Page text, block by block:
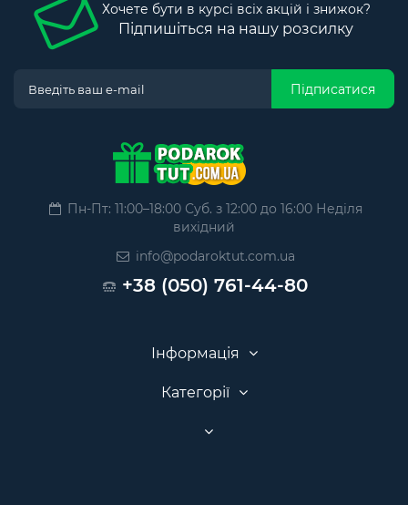
Хочете бути в курсі всіх акцій і знижок?
Підпишіться на нашу розсилку
Підписатися
Пн-Пт: 11:00–18:00 Суб. з 12:00 до 16:00 Неділя
вихідний
info@podaroktut.com.ua
+38 (050) 761-44-80
Інформація
Категорії